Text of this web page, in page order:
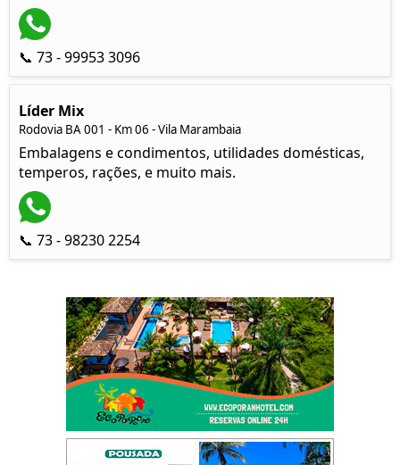
📞 73 - 99953 3096
Líder Mix
Rodovia BA 001 - Km 06 - Vila Marambaia
Embalagens e condimentos, utilidades domésticas,
temperos, rações, e muito mais.
📞 73 - 98230 2254